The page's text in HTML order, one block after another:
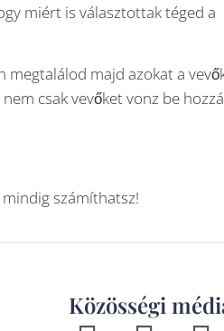
miért is választottak téged a
majd azokat a
csak vevőket vonz be
számíthatsz!
Közösségi